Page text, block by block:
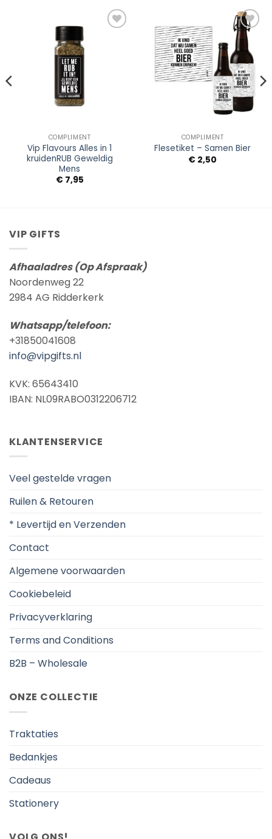
COMPLIMENT
Vip Flavours Alles in 1
kruidenRUB Geweldig
Mens
€7,95
Add to
Wishlist
COMPLIMENT
Flesetiket – Samen Bier
€ 2,50
VIP GIFTS
Afhaaladres (Op Afspraak)
Noordenweg 22
2984 AG Ridderkerk
Whatsapp/telefoon:
+31850041608
info@vipgifts.nl
KVK: 65643410
IBAN: NL09RABO0312206712
KLANTENSERVICE
Veel gestelde vragen
Ruilen & Retouren
* Levertijd en Verzenden
Contact
Algemene voorwaarden
Cookiebeleid
Privacyverklaring
Terms and Conditions
B2B – Wholesale
ONZE COLLECTIE
Traktaties
Bedankjes
Cadeaus
Stationery